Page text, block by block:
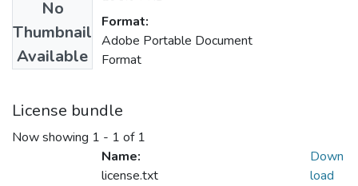
No
Thumbnail
Available
Format:
Adobe Portable Document
Format
License bundle
Now showing 1 - 1 of 1
Name:
license.txt
Down
load